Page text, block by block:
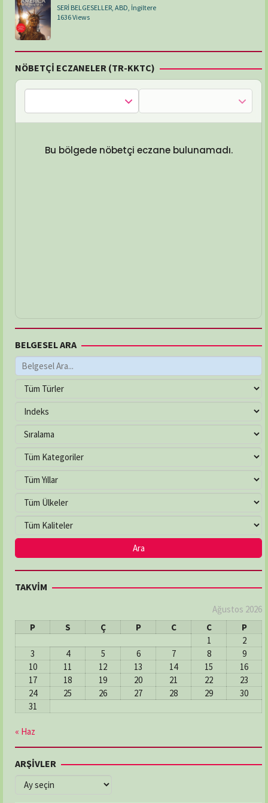
SERİ BELGESELLER ABD İngiltere
1636 Views
NÖBETÇİ ECZANELER (TR-KKTC)
Bu bölgede nöbetçi eczane bulunamadı.
BELGESEL ARA
TAKVİM
Ağustos 2026
P
S Ç P C C
P
1
2
3
4 5 6 7 8
9
10
11 12 13 14 15
16
17
18 19 20 21 22
23
24
25 26 27 28 29
30
31
« Haz
ARŞİVLER
ARŞİVLER